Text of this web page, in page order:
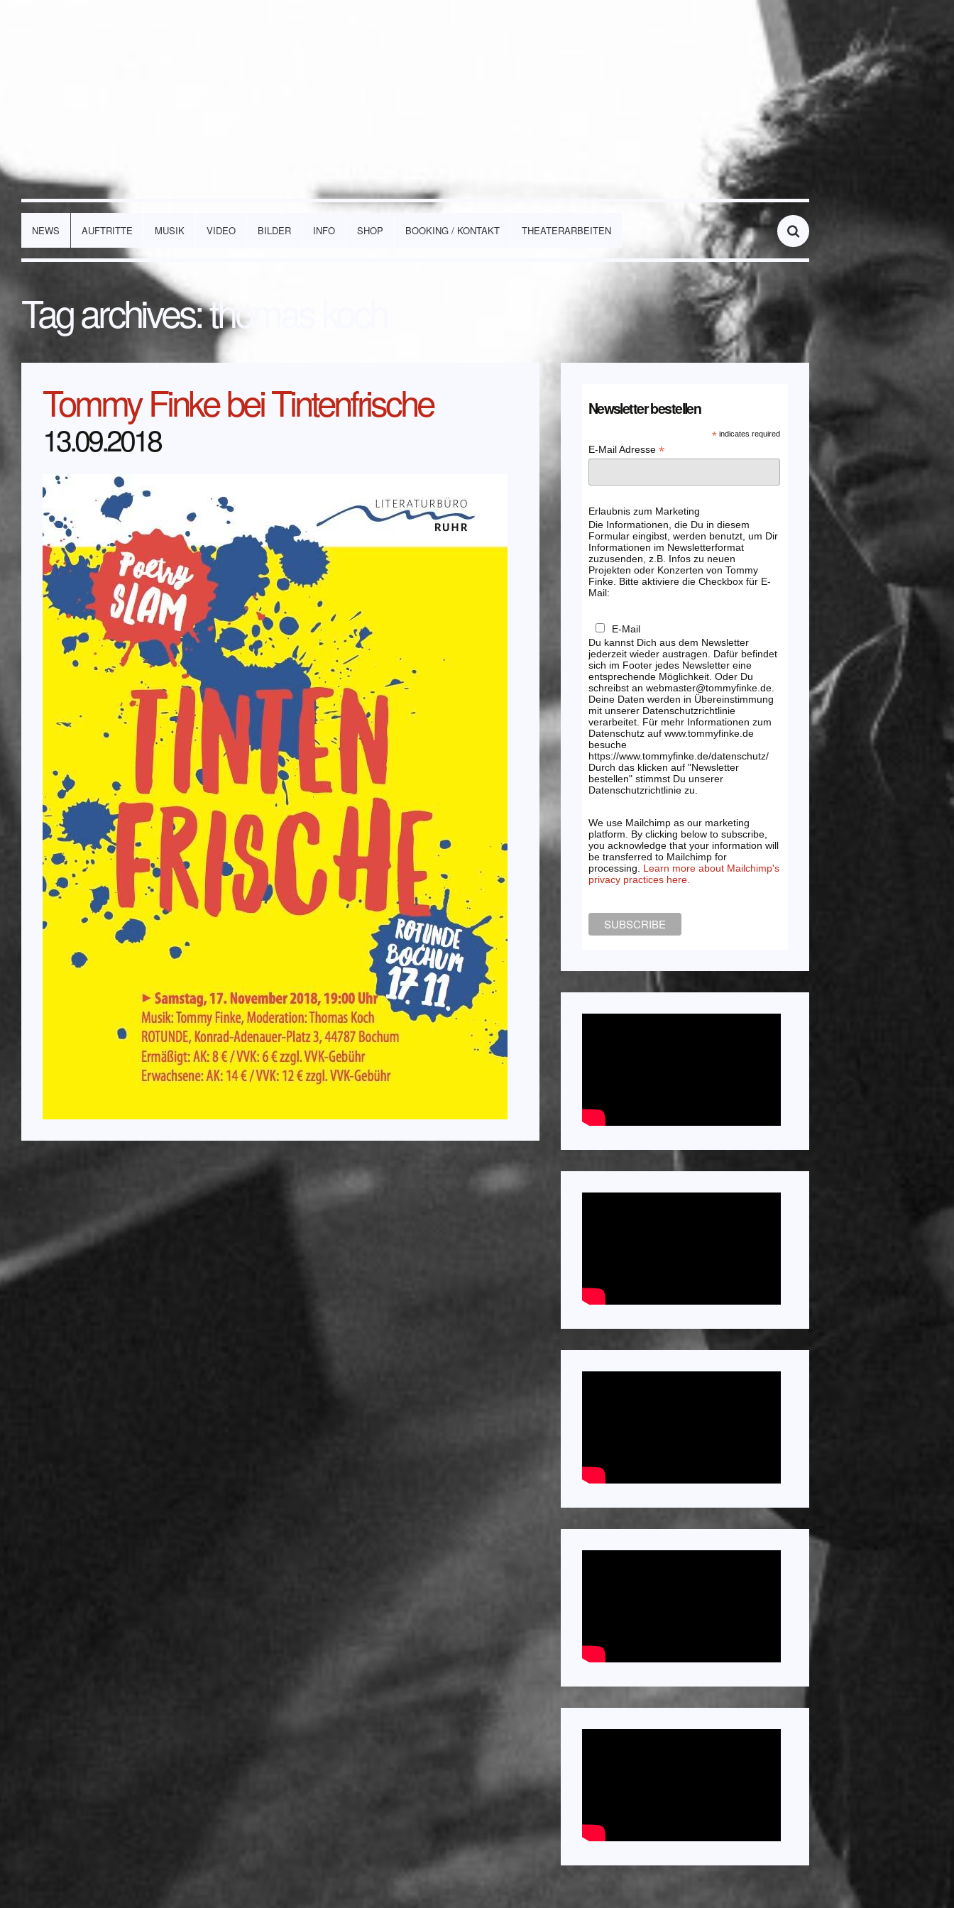
NEWS AUFTRITTE MUSIK VIDEO BILDER INFO SHOP BOOKING / KONTAKT THEATERARBEITEN
Tag archives:thomas koch
Tommy Finke bei Tintenfrische
13.09.2018
Newsletter bestellen
*indicates required
E-Mail Adresse *
Erlaubnis zum Marketing
Die Informationen, die Du in diesem
Formular eingibst, werden benutzt, um Dir
Informationen im Newsletterformat
zuzusenden, z.B. Infos zu neuen
Projekten oder Konzerten von Tommy
Finke. Bitte aktiviere die Checkbox für E-
Mail:
E-Mail
Du kannst Dich aus dem Newsletter
jederzeit wieder austragen. Dafür befindet
sich im Footer jedes Newsletter eine
entsprechende Möglichkeit. Oder Du
schreibst an webmaster@tommyfinke.de.
Deine Daten werden in Übereinstimmung
mit unserer Datenschutzrichtlinie
verarbeitet. Für mehr Informationen zum
Datenschutz auf www.tommyfinke.de
besuche
https://www.tommyfinke.de/datenschutz/
Durch das klicken auf "Newsletter
bestellen" stimmst Du unserer
Datenschutzrichtlinie zu.
We use Mailchimp as our marketing
platform. By clicking below to subscribe,
you acknowledge that your information will
be transferred to Mailchimp for
processing. Learn more about Mailchimp's
privacy practices here.